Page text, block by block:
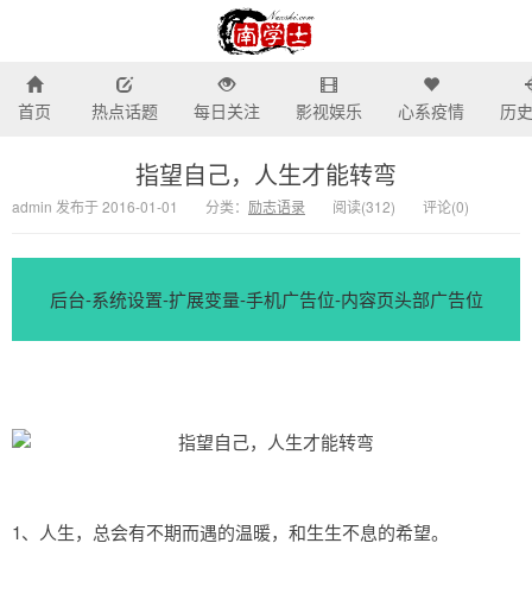
南学士-我所关注的话题热
点,都在这里!
首页 热点话题 每日关注 影视娱乐 心系疫情 历
指望自己，人生才能转弯
admin 发布于 2016-01-01 分类： 励志语录 阅读(312) 评论(0)
后台-系统设置-扩展变量-手机广告位-内容页头部广告位
1、人生，总会有不期而遇的温暖，和生生不息的希望。